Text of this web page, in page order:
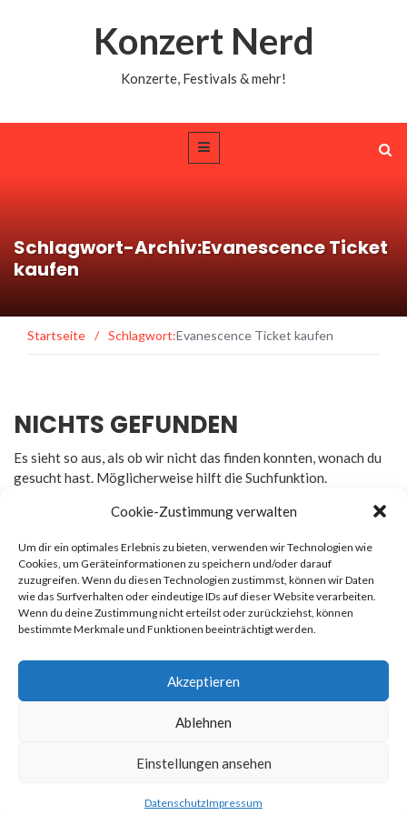
Cookie-Zustimmung verwalten
Um dir ein optimales Erlebnis zu bieten, verwenden wir Technologien wie
Cookies, um Geräteinformationen zu speichern und/oder darauf
zuzugreifen. Wenn du diesen Technologien zustimmst, können wir Daten
wie das Surfverhalten oder eindeutige IDs auf dieser Website verarbeiten.
Wenn du deine Zustimmung nicht erteilst oder zurückziehst, können
bestimmte Merkmale und Funktionen beeinträchtigt werden.
Akzeptieren
Ablehnen
Einstellungen ansehen
DatenschutzImpressum
Konzert Nerd
Konzerte, Festivals & mehr!
Schlagwort-Archiv:Evanescence Ticket
kaufen
Startseite / Schlagwort:Evanescence Ticket kaufen
NICHTS GEFUNDEN
Es sieht so aus, als ob wir nicht das finden konnten, wonach du
gesucht hast. Möglicherweise hilft die Suchfunktion.
Rechtliches
Datenschutz
Datenschutz